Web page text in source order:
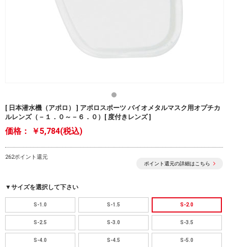
[ 日本潜水機（アポロ） ] アポロスポーツ バイオメタルマスク用オプチカ
ルレンズ（－１．０～－６．０）[ 度付きレンズ ]
価格： ￥5,784(税込)
262ポイント還元
ポイント還元の詳細はこちら
▼サイズを選択して下さい
S-1.0 S-1.5 S-2.0
S-2.5 S-3.0 S-3.5
S-4.0 S-4.5 S-5.0